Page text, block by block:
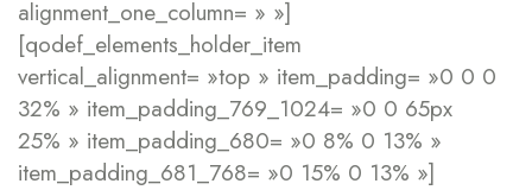
alignment_one_column= » »]
[qodef_elements_holder_item
vertical_alignment= »top » item_padding= »0 0 0
32% » item_padding_769_1024= »0 0 65px
25% » item_padding_680= »0 8% 0 13% »
item_padding_681_768= »0 15% 0 13% »]